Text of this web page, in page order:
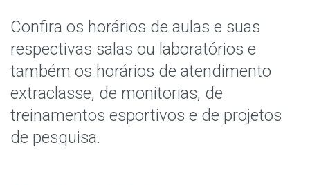
Perguntas Frequentes do Retorno ao Presencial
Editais
Formatura
Atividades Complementares
Confira os horários de aulas e suas
respectivas salas ou laboratórios e
também os horários de atendimento
extraclasse, de monitorias, de
treinamentos esportivos e de projetos
de pesquisa.